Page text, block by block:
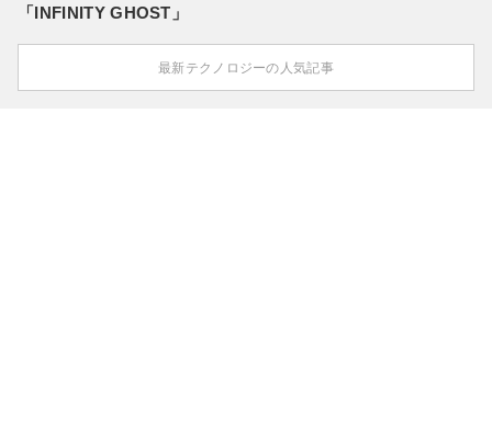
「INFINITY GHOST」
最新テクノロジーの人気記事